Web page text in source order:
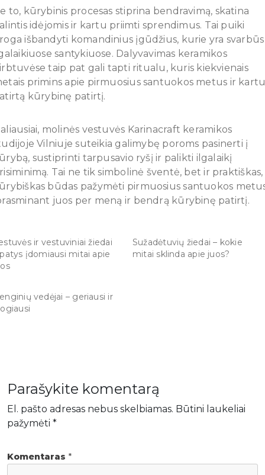
to, kūrybinis procesas stiprina bendravimą, skatina
idėjomis ir kartu priimti sprendimus. Tai puiki
išbandyti komandinius įgūdžius, kurie yra svarbūs
santykiuose. Dalyvavimas keramikos
taip pat gali tapti ritualu, kuris kiekvienais
primins apie pirmuosius santuokos metus ir
kūrybinę patirtį.
molinės vestuvės Karinacraft keramikos
Vilniuje suteikia galimybę poroms pasinerti į
sustiprinti tarpusavio ryšį ir palikti ilgalaikį
Tai ne tik simbolinė šventė, bet ir praktiškas,
būdas pažymėti pirmuosius santuokos
juos per meną ir bendrą kūrybinę patirtį.
ir vestuviniai žiedai
įdomiausi mitai apie
Sužadėtuvių žiedai – kokie
mitai sklinda apie juos?
vedėjai – geriausi ir
Parašykite komentarą
El. pašto adresas nebus skelbiamas. Būtini laukeliai
pažymėti *
Komentaras *